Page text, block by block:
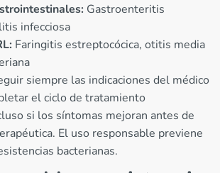
Gastroenteritis
infecciosa
Faringitis estreptocócica, otitis media
siempre las indicaciones del médico
el ciclo de tratamiento
si los síntomas mejoran antes de
El uso responsable previene
bacterianas.